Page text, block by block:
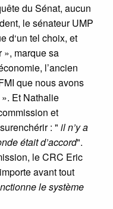
du Sénat, aucun
le sénateur UMP
d‘un tel choix, et
», marque sa
l’ancien
que nous avons
». Et Nathalie
et
: " il n’y a
était d’accord".
le CRC Eric
avant tout
le système